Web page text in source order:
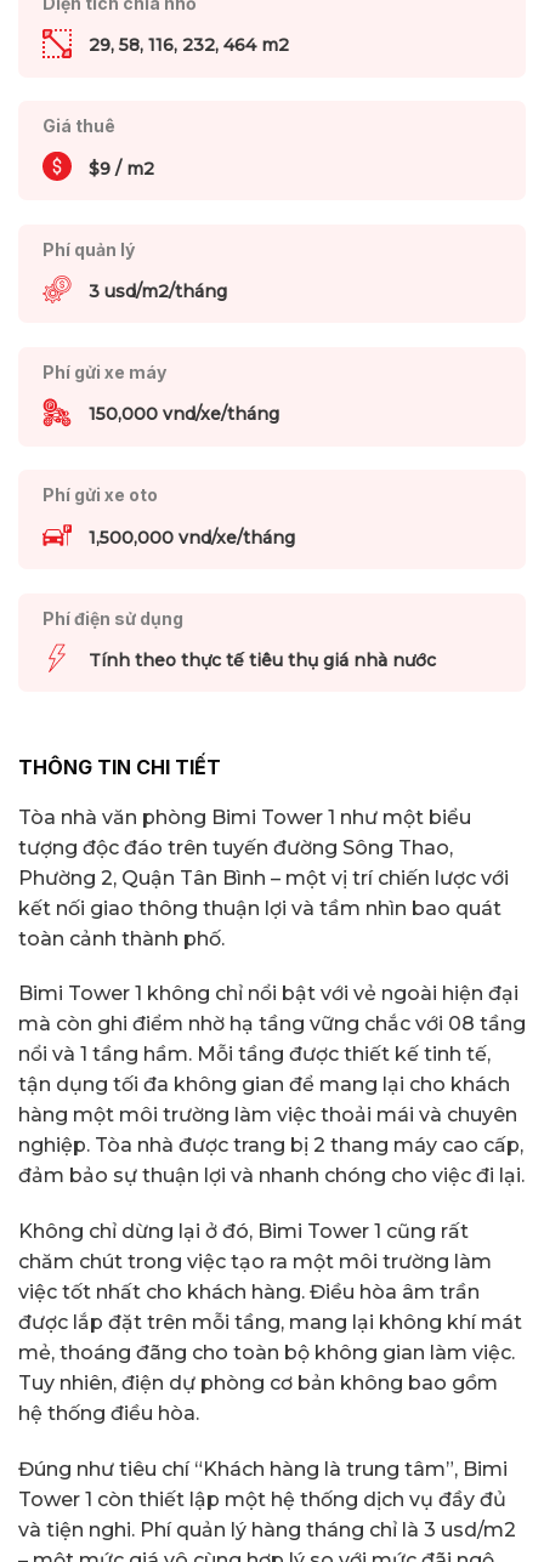
29, 58, 116, 232, 464 m2
Giá thuê
$9 / m2
Phí quản lý
3 usd/m2/tháng
Phí gửi xe máy
150,000 vnd/xe/tháng
Phí gửi xe oto
1,500,000 vnd/xe/tháng
Phí điện sử dụng
Tính theo thực tế tiêu thụ giá nhà nước
THÔNG TIN CHI TIẾT
Tòa nhà văn phòng Bimi Tower 1 như một biểu
tượng độc đáo trên tuyến đường Sông Thao,
Phường 2, Quận Tân Bình – một vị trí chiến lược với
kết nối giao thông thuận lợi và tầm nhìn bao quát
toàn cảnh thành phố.
Bimi Tower 1 không chỉ nổi bật với vẻ ngoài hiện đại
mà còn ghi điểm nhờ hạ tầng vững chắc với 08 tầng
nổi và 1 tầng hầm. Mỗi tầng được thiết kế tinh tế,
tận dụng tối đa không gian để mang lại cho khách
hàng một môi trường làm việc thoải mái và chuyên
nghiệp. Tòa nhà được trang bị 2 thang máy cao cấp,
đảm bảo sự thuận lợi và nhanh chóng cho việc đi lại.
Không chỉ dừng lại ở đó, Bimi Tower 1 cũng rất
chăm chút trong việc tạo ra một môi trường làm
việc tốt nhất cho khách hàng. Điều hòa âm trần
được lắp đặt trên mỗi tầng, mang lại không khí mát
mẻ, thoáng đãng cho toàn bộ không gian làm việc.
Tuy nhiên, điện dự phòng cơ bản không bao gồm
hệ thống điều hòa.
Đúng như tiêu chí “Khách hàng là trung tâm”, Bimi
Tower 1 còn thiết lập một hệ thống dịch vụ đầy đủ
và tiện nghi. Phí quản lý hàng tháng chỉ là 3 usd/m2